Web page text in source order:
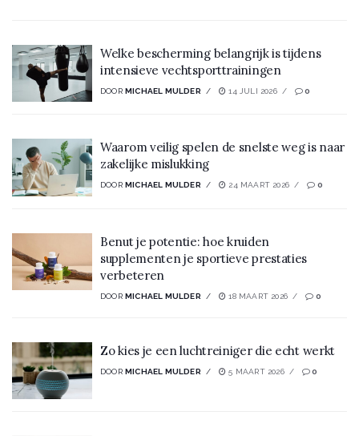
Welke bescherming belangrijk is tijdens
intensieve vechtsporttrainingen
DOOR MICHAEL MULDER 14 JULI 2026 0
Waarom veilig spelen de snelste weg is naar
zakelijke mislukking
DOOR MICHAEL MULDER 24 MAART 2026 0
Benut je potentie: hoe kruiden
supplementen je sportieve prestaties
verbeteren
DOOR MICHAEL MULDER 18 MAART 2026 0
Zo kies je een luchtreiniger die echt werkt
DOOR MICHAEL MULDER 5 MAART 2026 0